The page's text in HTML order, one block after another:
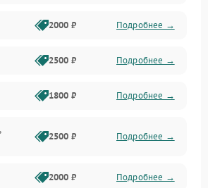
2000 ₽ Подробнее →
2500 ₽ Подробнее →
1800 ₽ Подробнее →
2500 ₽ Подробнее →
2000 ₽ Подробнее →